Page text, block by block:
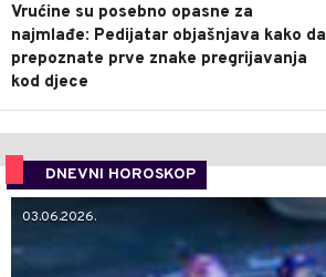
Vrućine su posebno opasne za
najmlađe: Pedijatar objašnjava kako da
prepoznate prve znake pregrijavanja
kod djece
DNEVNI HOROSKOP
03.06.2026.